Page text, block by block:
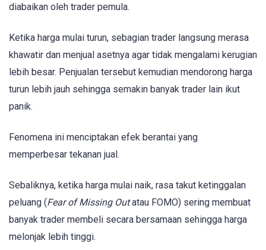
diabaikan oleh trader pemula.
Ketika harga mulai turun, sebagian trader langsung merasa
khawatir dan menjual asetnya agar tidak mengalami kerugian
lebih besar. Penjualan tersebut kemudian mendorong harga
turun lebih jauh sehingga semakin banyak trader lain ikut
panik.
Fenomena ini menciptakan efek berantai yang
memperbesar tekanan jual.
Sebaliknya, ketika harga mulai naik, rasa takut ketinggalan
peluang (Fear of Missing Outatau FOMO) sering membuat
banyak trader membeli secara bersamaan sehingga harga
melonjak lebih tinggi.